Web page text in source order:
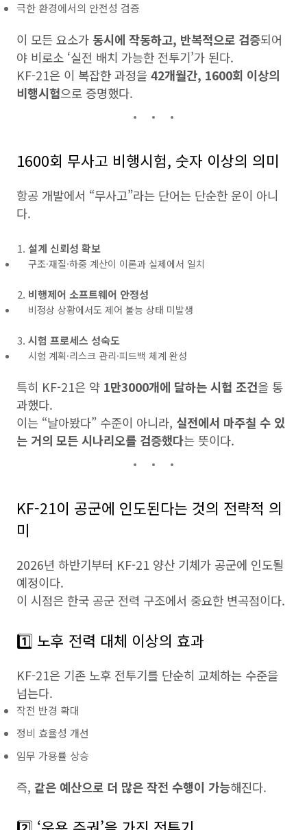
극한 환경에서의 안전성 검증
이 모든 요소가 동시에 작동하고, 반복적으로 검증되어
야 비로소 ‘실전 배치 가능한 전투기’가 된다.
KF-21은 이 복잡한 과정을 42개월간, 1600회 이상의
비행시험으로 증명했다.
1600회 무사고 비행시험, 숫자 이상의 의미
항공 개발에서 “무사고”라는 단어는 단순한 운이 아니
다.
설계 신뢰성 확보
구조·재질·하중 계산이 이론과 실제에서 일치
비행제어 소프트웨어 안정성
비정상 상황에서도 제어 불능 상태 미발생
시험 프로세스 성숙도
시험 계획·리스크 관리·피드백 체계 완성
특히 KF-21은 약 1만3000개에 달하는 시험 조건을 통
과했다.
이는 “날아봤다” 수준이 아니라, 실전에서 마주칠 수 있
는 거의 모든 시나리오를 검증했다는 뜻이다.
KF-21이 공군에 인도된다는 것의 전략적 의
미
2026년 하반기부터 KF-21 양산 기체가 공군에 인도될
예정이다.
이 시점은 한국 공군 전력 구조에서 중요한 변곡점이다.
1️⃣ 노후 전력 대체 이상의 효과
KF-21은 기존 노후 전투기를 단순히 교체하는 수준을
넘는다.
작전 반경 확대
정비 효율성 개선
임무 가용률 상승
즉, 같은 예산으로 더 많은 작전 수행이 가능해진다.